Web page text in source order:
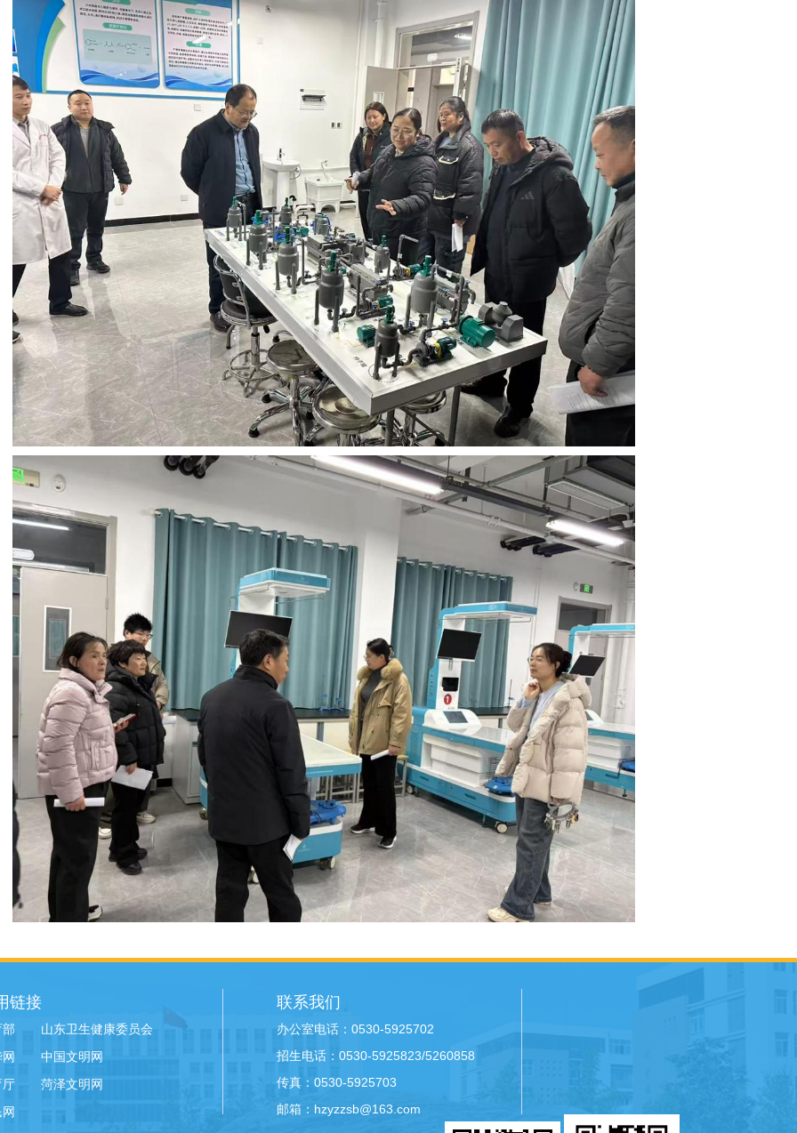
链接
山东卫生健康委员会
中国文明网
厅 菏泽文明网
联系我们
办公室电话：0530-5925702
招生电话：0530-5925823/5260858
传真：0530-5925703
邮箱：hzyzzsb@163.com